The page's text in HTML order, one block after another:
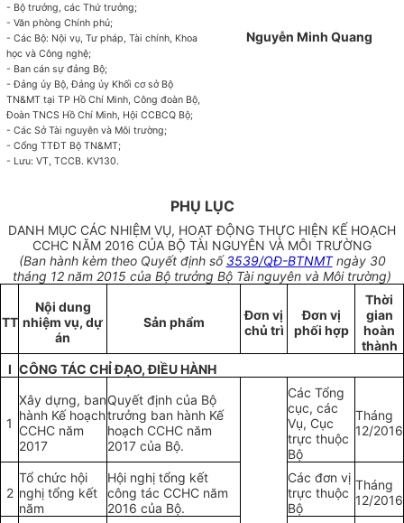
- Bộ trưởng, các Thứ trưởng;
- Văn phòng Chính phủ;
- Các Bộ: Nội vụ, Tư pháp, Tài chính, Khoa
học và Công nghệ;
- Ban cán sự đảng Bộ;
- Đảng ủy Bộ, Đảng ủy Khối cơ sở Bộ
TN&MT tại TP Hồ Chí Minh, Công đoàn Bộ,
Đoàn TNCS Hồ Chí Minh, Hội CCBCQ Bộ;
- Các Sở Tài nguyên và Môi trường;
- Cổng TTĐT Bộ TN&MT;
- Lưu: VT, TCCB. KV130.
Nguyễn Minh Quang
PHỤ LỤC
DANH MỤC CÁC NHIỆM VỤ, HOẠT ĐỘNG THỰC HIỆN KẾ HOẠCH
CCHC NĂM 2016 CỦA BỘ TÀI NGUYÊN VÀ MÔI TRƯỜNG
(Ban hành kèm theo Quyết định số3539/QĐ-BTNMTngày 30
tháng 12 năm 2015 của Bộ trưởng Bộ Tài nguyên và Môi trường)
TT
Nội dung
nhiệm vụ, dự
án
Sản phẩm
Đơn vị
chủ trì
Đơn vị
phối hợp
Thời
gian
hoàn
thành
I CÔNG TÁC CHỈ ĐẠO, ĐIỀU HÀNH
1
Xây dựng, ban
hành Kế hoạch
CCHC năm
2017
Quyết định của Bộ
trưởng ban hành Kế
hoạch CCHC năm
2017 của Bộ.
Các Tổng
cục, các
Vụ, Cục
trực thuộc
Bộ
Tháng
12/2016
2
Tổ chức hội
nghị tổng kết
năm
Hội nghị tổng kết
công tác CCHC năm
2016 của Bộ.
Các đơn vị
trực thuộc
Bộ
Tháng
12/2016